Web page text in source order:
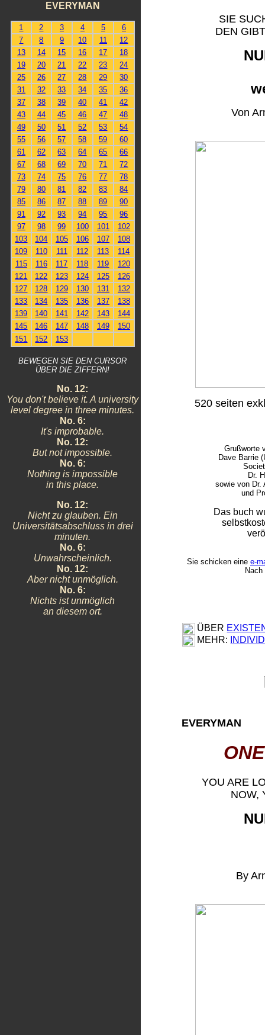
EVERYMAN
1 2 3 4 5
6
7
8 9 10 11
12
13
14 15 16 17
18
19
20 21 22 23
24
25
26 27 28 29
30
31
32 33 34 35
36
37
38 39 40 41
42
43
44 45 46 47
48
49
50 51 52 53
54
55
56 57 58 59
60
61
62 63 64 65
66
67
68 69 70 71
72
73
74 75 76 77
78
79
80 81 82 83
84
85
86 87 88 89
90
91
92 93 94 95
96
97
98 99 100 101
102
103
104 105 106 107
108
109
110 111 112 113
114
115
116 117 118 119
120
121
122 123 124 125
126
127
128 129 130 131
132
133
134 135 136 137
138
139
140 141 142 143
144
145
146 147 148 149
150
151
152 153
BEWEGEN SIE DEN CURSOR
ÜBER DIE ZIFFERN!
No. 12:
You don't believe it. A university
level degree in three minutes.
No. 6:
It's improbable.
No. 12:
But not impossible.
No. 6:
Nothing is impossible
in this place.
No. 12:
Nicht zu glauben. Ein
Universitätsabschluss in drei
minuten.
No. 6:
Unwahrscheinlich.
No. 12:
Aber nicht unmöglich.
No. 6:
Nichts ist unmöglich
an diesem ort.
SIE
DEN
Von
520 seiten
Grußworte
Dave Barrie
Dr.
sowie von Dr.
und
Das buch
Sie schicken eine e-
ÜBER
MEHR:
EVERYMAN
YOU ARE
NOW,
By